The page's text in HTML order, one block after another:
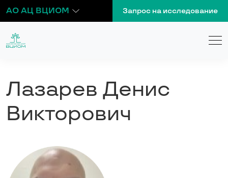
АО АЦ ВЦИОМ Запрос на исследование
Лазарев Денис
Викторович